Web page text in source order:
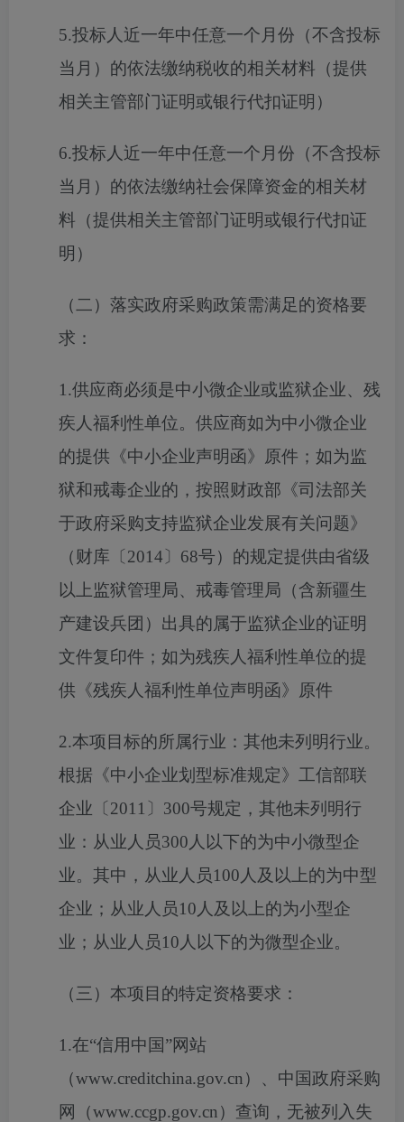
5.投标人近一年中任意一个月份（不含投标
当月）的依法缴纳税收的相关材料（提供
相关主管部门证明或银行代扣证明）
6.投标人近一年中任意一个月份（不含投标
当月）的依法缴纳社会保障资金的相关材
料（提供相关主管部门证明或银行代扣证
明）
（二）落实政府采购政策需满足的资格要
求：
1.供应商必须是中小微企业或监狱企业、残
疾人福利性单位。供应商如为中小微企业
的提供《中小企业声明函》原件；如为监
狱和戒毒企业的，按照财政部《司法部关
于政府采购支持监狱企业发展有关问题》
（财库〔2014〕68号）的规定提供由省级
以上监狱管理局、戒毒管理局（含新疆生
产建设兵团）出具的属于监狱企业的证明
文件复印件；如为残疾人福利性单位的提
供《残疾人福利性单位声明函》原件
2.本项目标的所属行业： 其他未列明行业。
根据《中小企业划型标准规定》工信部联
企业 〔 2011〕300号规定，其他未列明行
业：从业人员300人以下的为中小微型企
业。其中，从业人员100人及以上的为中型
企业；从业人员10人及以上的为小型企
业；从业人员10人以下的为微型企业。
（三）本项目的特定资格要求：
1.在“信用中国”网站
（www.creditchina.gov.cn）、中国政府采购
网（www.ccgp.gov.cn）查询，无被列入失